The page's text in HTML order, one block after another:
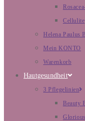
Cellulite
Helena Paulus
Mein KONTO
Warenkorb
Hautgesundheit
3 Pflegelinien
Beauty